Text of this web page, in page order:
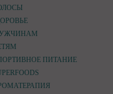
ПИТАНИЕ